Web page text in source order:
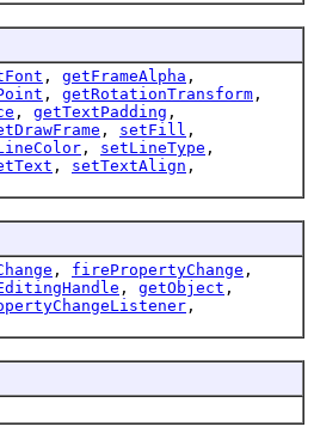
, getFrameAlpha ,
, getRotationTransform ,
, getTextPadding ,
, setFill ,
, setLineType ,
, setTextAlign ,
, firePropertyChange ,
, getObject ,
,